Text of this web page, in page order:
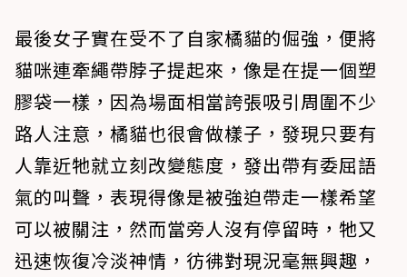
最後女子實在受不了自家橘貓的倔強，便將
貓咪連牽繩帶脖子提起來，像是在提一個塑
膠袋一樣，因為場面相當誇張吸引周圍不少
路人注意，橘貓也很會做樣子，發現只要有
人靠近牠就立刻改變態度，發出帶有委屈語
氣的叫聲，表現得像是被強迫帶走一樣希望
可以被關注，然而當旁人沒有停留時，牠又
迅速恢復冷淡神情，彷彿對現況毫無興趣，